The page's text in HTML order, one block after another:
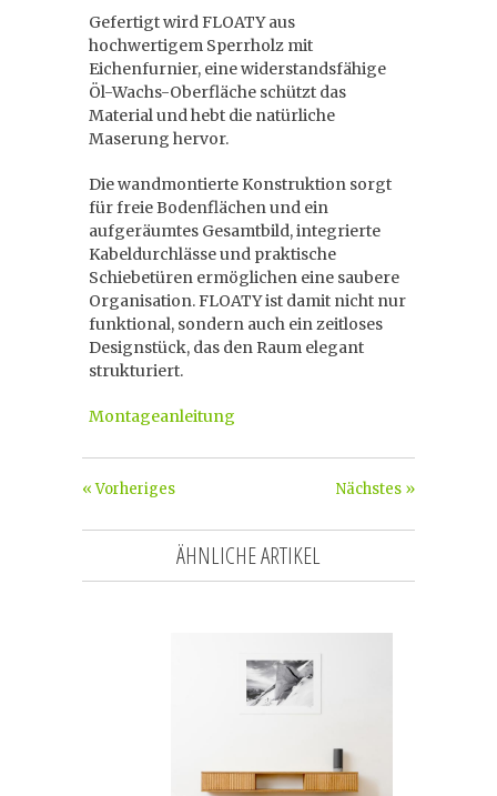
Gefertigt wird FLOATY aus
hochwertigem Sperrholz mit
Eichenfurnier, eine widerstandsfähige
Öl-Wachs-Oberfläche schützt das
Material und hebt die natürliche
Maserung hervor.
Die wandmontierte Konstruktion sorgt
für freie Bodenflächen und ein
aufgeräumtes Gesamtbild, integrierte
Kabeldurchlässe und praktische
Schiebetüren ermöglichen eine saubere
Organisation. FLOATY ist damit nicht nur
funktional, sondern auch ein zeitloses
Designstück, das den Raum elegant
strukturiert.
Montageanleitung
Nächstes »
« Vorheriges
ÄHNLICHE ARTIKEL